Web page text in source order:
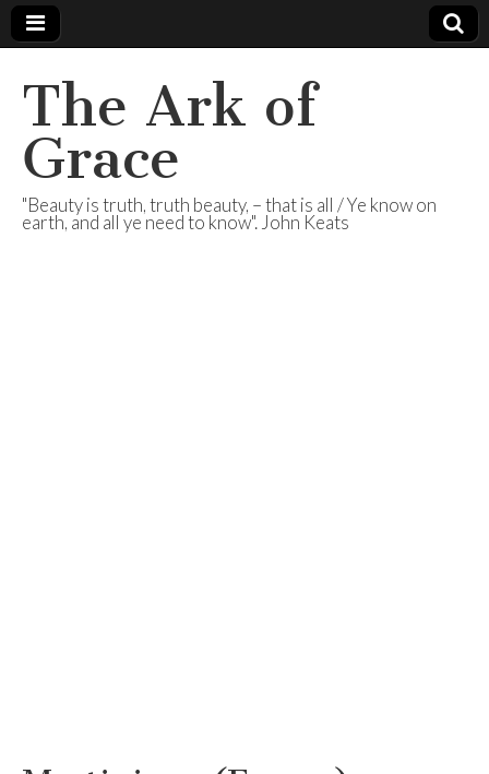
The Ark of
Grace
"Beauty is truth, truth beauty, – that is all / Ye know on
earth, and all ye need to know". John Keats